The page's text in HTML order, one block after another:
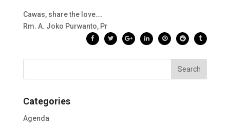
Cawas, share the love….
Rm. A. Joko Purwanto, Pr
Categories
Agenda